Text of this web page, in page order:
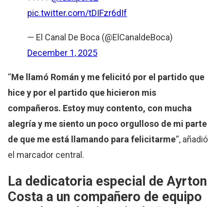
pic.twitter.com/tDIFzr6dIf
— El Canal De Boca (@ElCanaldeBoca)
December 1, 2025
“Me llamó Román y me felicitó por el partido que
hice y por el partido que hicieron mis
compañeros. Estoy muy contento, con mucha
alegría y me siento un poco orgulloso de mi parte
de que me está llamando para felicitarme“, añadió
el marcador central.
La dedicatoria especial de Ayrton
Costa a un compañero de equipo